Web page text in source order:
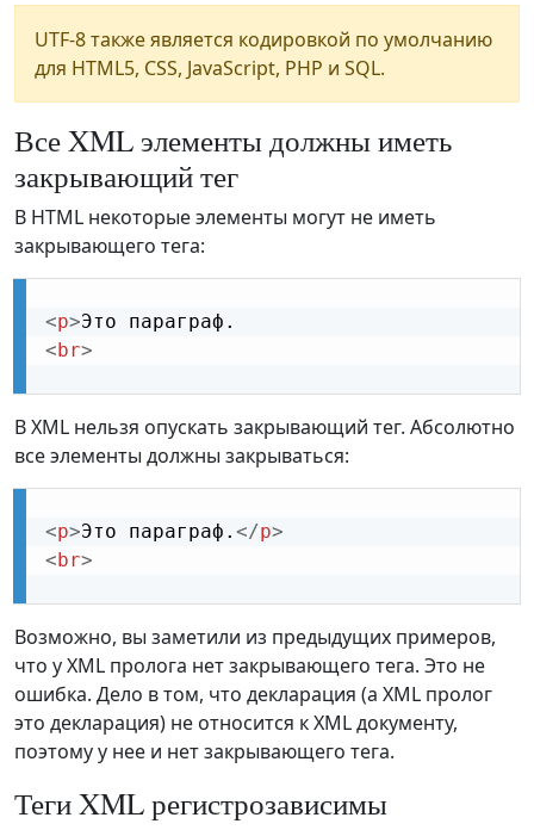
UTF-8 также является кодировкой по умолчанию
для HTML5, CSS, JavaScript, PHP и SQL.
Все XML элементы должны иметь
закрывающий тег
В HTML некоторые элементы могут не иметь
закрывающего тега:
<p>
< br>
В XML нельзя опускать закрывающий тег. Абсолютно
все элементы должны закрываться:
<p>Это параграф. </p>
< br>
Возможно, вы заметили из предыдущих примеров,
что у XML пролога нет закрывающего тега. Это не
ошибка. Дело в том, что декларация (а XML пролог
это декларация) не относится к XML документу,
поэтому у нее и нет закрывающего тега.
Теги XML регистрозависимы